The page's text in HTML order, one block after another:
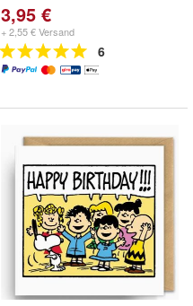
3,95 €
+ 2,55 € Versand
6